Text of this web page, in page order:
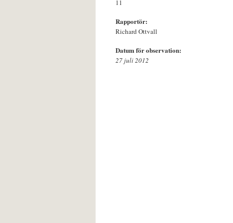
11
Rapportör:
Richard Ottvall
Datum för observation:
27 juli 2012